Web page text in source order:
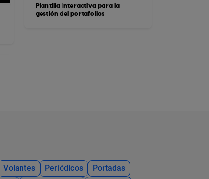
Plantilla interactiva para la
gestión del portafolios
Volantes Periódicos
Portadas